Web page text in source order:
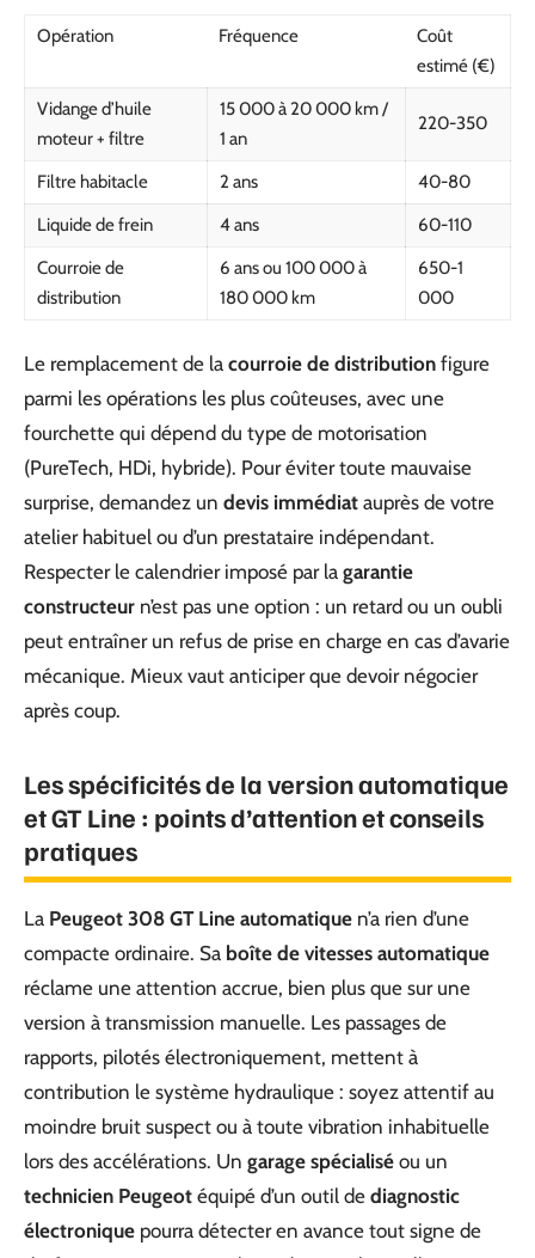
Opération Fréquence
Coût
estimé (€)
Vidange d’huile
moteur + filtre
15 000 à 20 000 km /
1 an
220-350
Filtre habitacle 2 ans
40-80
Liquide de frein
4 ans
60-110
Courroie de
distribution
6 ans ou 100 000 à
180 000 km
650-1
000
Le remplacement de la courroie de distribution figure
parmi les opérations les plus coûteuses, avec une
fourchette qui dépend du type de motorisation
(PureTech, HDi, hybride). Pour éviter toute mauvaise
surprise, demandez un devis immédiat auprès de votre
atelier habituel ou d’un prestataire indépendant.
Respecter le calendrier imposé par la garantie
constructeur n’est pas une option : un retard ou un oubli
peut entraîner un refus de prise en charge en cas d’avarie
mécanique. Mieux vaut anticiper que devoir négocier
après coup.
Les spécificités de la version automatique
et GT Line : points d’attention et conseils
pratiques
La Peugeot 308 GT Line automatique n’a rien d’une
compacte ordinaire. Sa boîte de vitesses automatique
réclame une attention accrue, bien plus que sur une
version à transmission manuelle. Les passages de
rapports, pilotés électroniquement, mettent à
contribution le système hydraulique : soyez attentif au
moindre bruit suspect ou à toute vibration inhabituelle
lors des accélérations. Un garage spécialisé ou un
technicien Peugeot équipé d’un outil de diagnostic
électronique pourra détecter en avance tout signe de